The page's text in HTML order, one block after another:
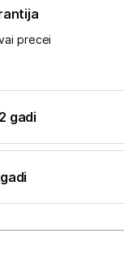
saraksts
precei
gadi